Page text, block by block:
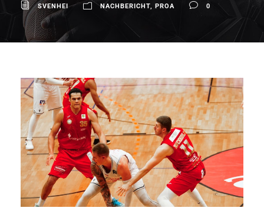
SVENHEI NACHBERICHT, PROA 0